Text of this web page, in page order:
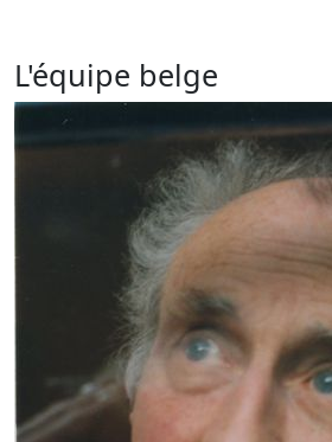
L'équipe belge